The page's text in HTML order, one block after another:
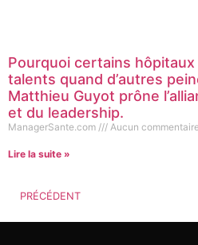
Pourquoi certains
talents quand d’autres
Matthieu Guyot prône
et du leadership.
ManagerSante.com Aucun
Lire la suite »
PRÉCÉDENT